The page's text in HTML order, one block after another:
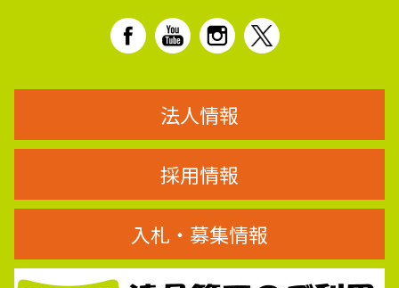
法人情報
採用情報
入札・募集情報